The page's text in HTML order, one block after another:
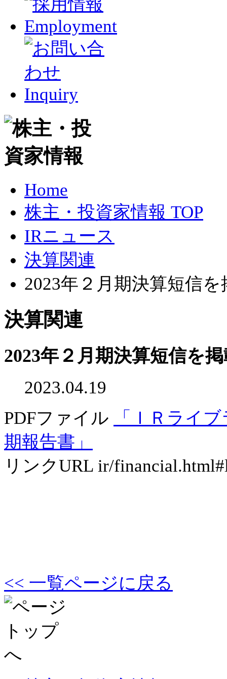
Home
株主・投資家情報 TOP
IRニュース
決算関連
2023年２月期決算短信
決算関連
2023年２月期決算短信を
2023.04.19
PDFファイル
「ＩＲライ
期報告書」
リンクURL ir/
<< 一覧ページに戻る